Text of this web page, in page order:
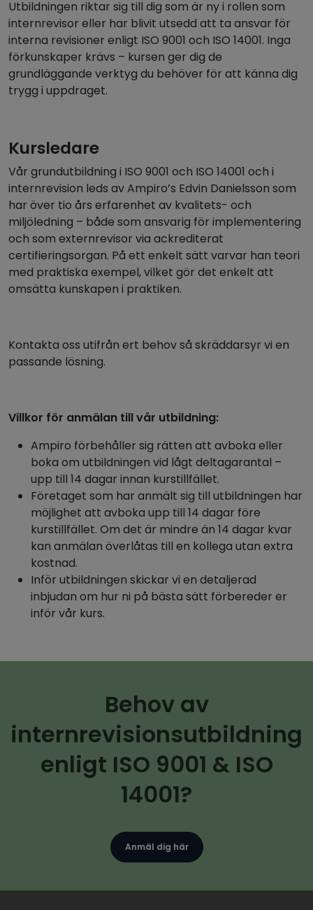
Utbildningen riktar sig till dig som är ny i rollen som
internrevisor eller har blivit utsedd att ta ansvar för
interna revisioner enligt ISO 9001 och ISO 14001. Inga
förkunskaper krävs – kursen ger dig de
grundläggande verktyg du behöver för att känna dig
trygg i uppdraget.
Kursledare
Vår grundutbildning i ISO 9001 och ISO 14001 och i
internrevision leds av Ampiro’s Edvin Danielsson som
har över tio års erfarenhet av kvalitets- och
miljöledning – både som ansvarig för implementering
och som externrevisor via ackrediterat
certifieringsorgan. På ett enkelt sätt varvar han teori
med praktiska exempel, vilket gör det enkelt att
omsätta kunskapen i praktiken.
Kontakta oss utifrån ert behov så skräddarsyr vi en
passande lösning.
Villkor för anmälan till vår utbildning:
Ampiro förbehåller sig rätten att avboka eller
boka om utbildningen vid lågt deltagarantal –
upp till 14 dagar innan kurstillfället.
Företaget som har anmält sig till utbildningen har
möjlighet att avboka upp till 14 dagar före
kurstillfället. Om det är mindre än 14 dagar kvar
kan anmälan överlåtas till en kollega utan extra
kostnad.
Inför utbildningen skickar vi en detaljerad
inbjudan om hur ni på bästa sätt förbereder er
inför vår kurs.
Behov av
internrevisionsutbildning
enligt ISO 9001 & ISO
14001?
Anmäl dig här